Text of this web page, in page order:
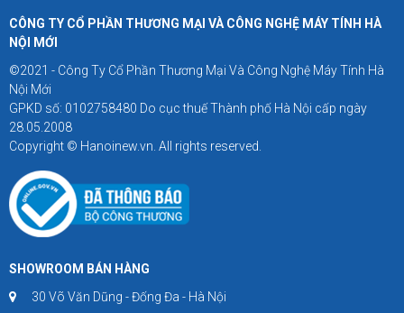
CÔNG TY CỔ PHẦN THƯƠNG MẠI VÀ CÔNG NGHỆ MÁY TÍNH HÀ
NỘI MỚI
©2021 - Công Ty Cổ Phần Thương Mại Và Công Nghệ Máy Tính Hà
Nội Mới
GPKD số: 0102758480 Do cục thuế Thành phố Hà Nội cấp ngày
28.05.2008
Copyright © Hanoinew.vn. All rights reserved.
SHOWROOM BÁN HÀNG
30 Võ Văn Dũng - Đống Đa - Hà Nội